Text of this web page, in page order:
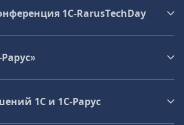
1C‑RarusTechDay
1С и 1С‑Рарус